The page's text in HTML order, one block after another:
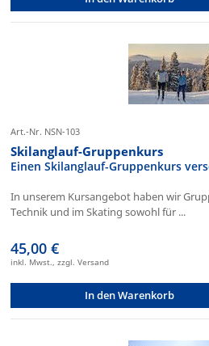
Art.-Nr. NSN-103
Skilanglauf-Gruppenkurs
Einen Skilanglauf-Gruppenkurs
In unserem Kursangebot haben wir
Technik und im Skating sowohl für ...
45,00 €
inkl. Mwst., zzgl. Versand
In den Warenkorb